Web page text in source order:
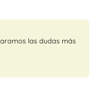
las dudas más